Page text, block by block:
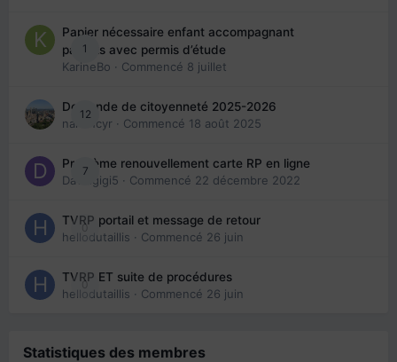
1
Papier nécessaire enfant accompagnant
parents avec permis d’étude
KarineBo · Commencé 8 juillet
12
Demande de citoyenneté 2025-2026
nanancyr · Commencé 18 août 2025
7
Problème renouvellement carte RP en ligne
Davidgigi5 · Commencé 22 décembre 2022
0
TVRP portail et message de retour
hellodutaillis · Commencé 26 juin
0
TVRP ET suite de procédures
hellodutaillis · Commencé 26 juin
Statistiques des membres